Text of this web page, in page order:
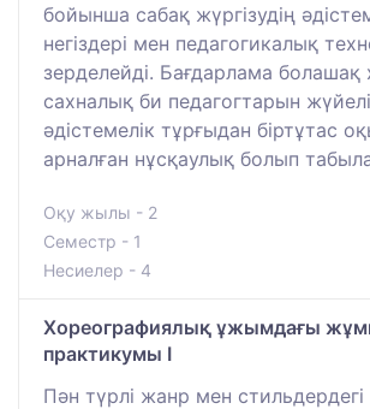
бойынша сабақ жүргізудің
негіздері мен педагогикалық
зерделейді. Бағдарлама
сахналық би педагогтарын
әдістемелік тұрғыдан біртұтас
арналған нұсқаулық болып
Оқу жылы - 2
Семестр - 1
Несиелер - 4
Хореографиялық ұжымдағы
практикумы I
Пән түрлі жанр мен стильдердегі